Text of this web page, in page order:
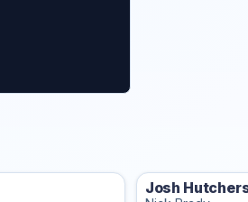
Josh